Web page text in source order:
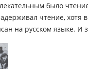
было
чтение, хотя
на русском языке. И